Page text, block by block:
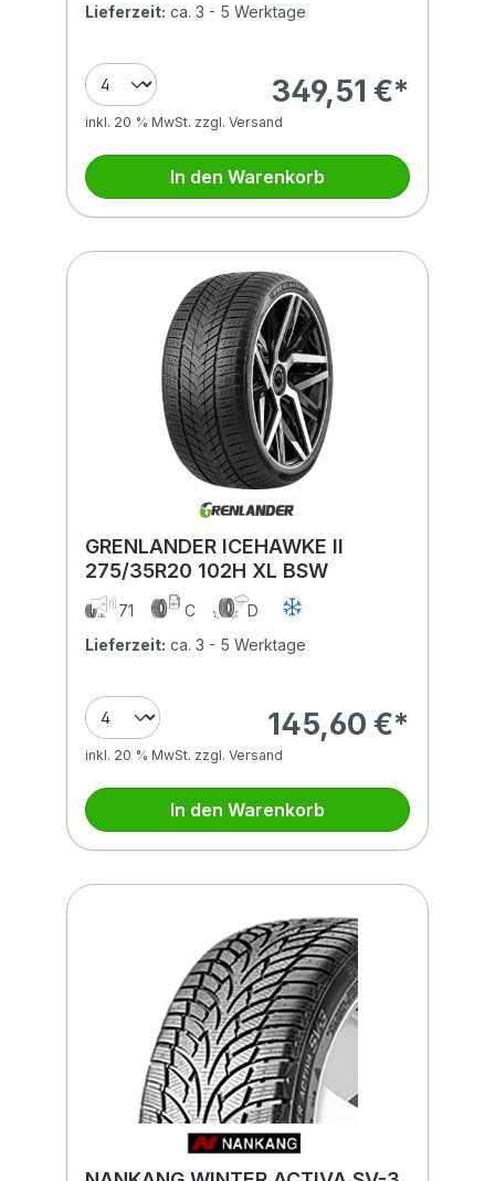
Lieferzeit: ca. 3 - 5 Werktage
349,51 €*
inkl. 20 % MwSt. zzgl. Versand
In den Warenkorb
GRENLANDER ICEHAWKE II
275/35R20 102H XL BSW
71 C
D
Lieferzeit: ca. 3 - 5 Werktage
145,60 €*
inkl. 20 % MwSt. zzgl. Versand
In den Warenkorb